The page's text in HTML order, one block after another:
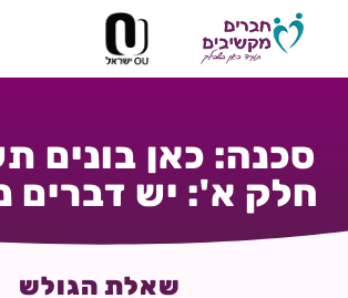
סכנה: כאן בונים
חלק א': יש דברים
שאלת הגולש